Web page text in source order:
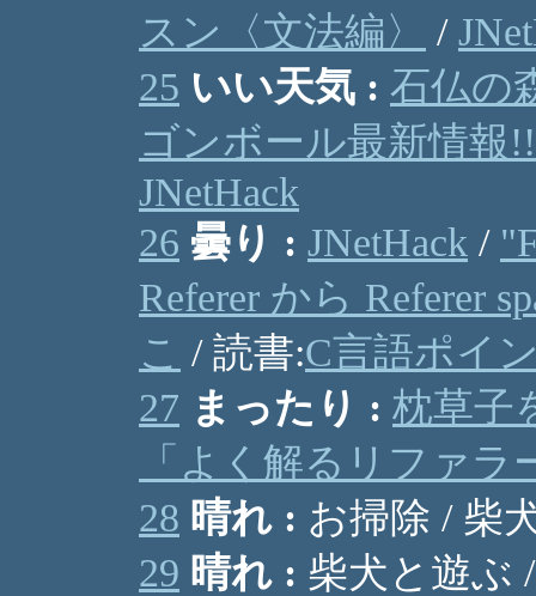
スン〈文法編〉
/
25 いい天気 : 石仏の
ゴンボール最新情報!!
JNetHack
26 曇り : JNetHack /
Referer から Referer
こ / 読書:C言語ポイ
27 まったり : 枕草子
「よく解るリファ
28 晴れ : お掃除 / 柴
29 晴れ : 柴犬と遊ぶ